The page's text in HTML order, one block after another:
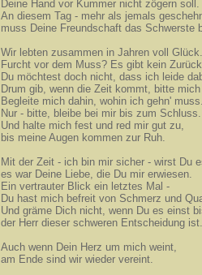
Deine Hand vor Kummer nicht zögern soll.
An diesem Tag - mehr als jemals
muss Deine Freundschaft das Schwerste
Wir lebten zusammen in Jahren voll Glück.
Furcht vor dem Muss? Es gibt kein
Du möchtest doch nicht, dass ich leide
Drum gib, wenn die Zeit kommt, bitte
Begleite mich dahin, wohin ich gehn'
Nur - bitte, bleibe bei mir bis zum Schluss.
Und halte mich fest und red mir gut zu,
bis meine Augen kommen zur Ruh.
Mit der Zeit - ich bin mir sicher - wirst Du
es war Deine Liebe, die Du mir erwiesen.
Ein vertrauter Blick ein letztes Mal -
Du hast mich befreit von Schmerz und
Und gräme Dich nicht, wenn Du es einst
der Herr dieser schweren Entscheidung ist.
Auch wenn Dein Herz um mich weint,
am Ende sind wir wieder vereint.